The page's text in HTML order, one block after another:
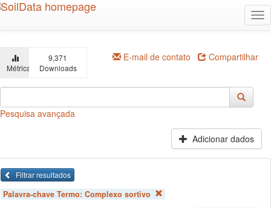
Ir
principal
Métricas
9,371
Downloads
E-mail de contato Compartilhar
Pesquisa avançada
Adicionar dados
Filtrar resultados
Palavra-chave Termo: Complexo sortivo